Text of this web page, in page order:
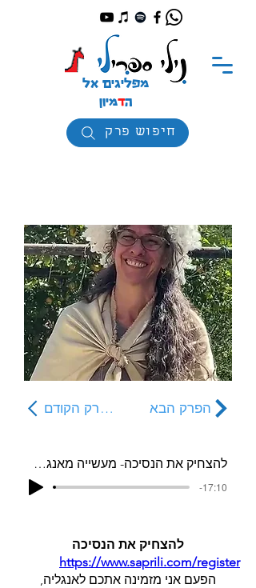
מפליגים אל
הדמיון
חיפוש פרק
הפרק הבא הפרק הקודם
להצחיק את הנסיכה- מעשייה מאנגליה פרק- 55
-17:10
להצחיק את הנסיכה
https://www.saprili.com/register
הפעם אני מזמינה אתכם לאנגליה,